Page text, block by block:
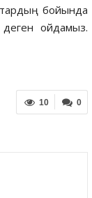
бойында
деген ойдамыз.
0
10